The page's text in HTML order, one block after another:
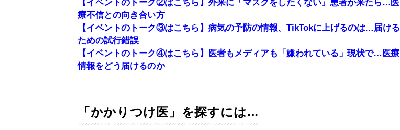
【イベントのトーク②はこちら】外来に「マスクをしたくない」患者が来たら…医
療不信との向き合い方
【イベントのトーク③はこちら】病気の予防の情報、TikTokに上げるのは…届ける
ための試行錯誤
【イベントのトーク④はこちら】医者もメディアも「嫌われている」現状で…医療
情報をどう届けるのか
「かかりつけ医」を探すには…